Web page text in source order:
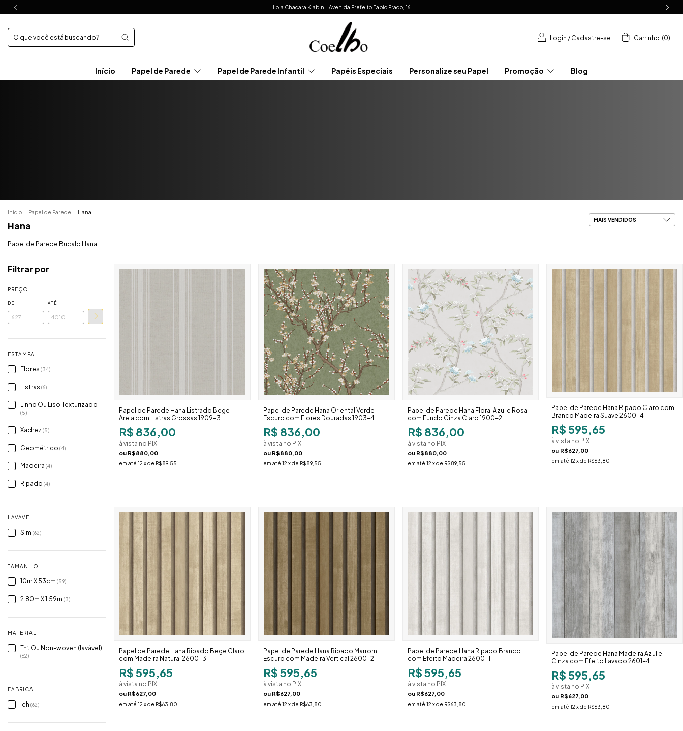
Loja Chacara Klabin - Avenida Prefeito Fabio Prado, 16
Login / Cadastre-se Carrinho (0)
Início Papel de Parede Papel de Parede Infantil Papéis Especiais Personalize seu Papel Promoção Blog
Início Papel de Parede Hana
Hana
Papel de Parede Bucalo Hana
Filtrar por
PREÇO
DE ATÉ
ESTAMPA
Flores (34)
Listras (6)
Linho Ou Liso Texturizado
(5)
Xadrez (5)
Geométrico (4)
Madeira (4)
Ripado (4)
LAVÁVEL
Sim (62)
TAMANHO
10m X 53cm (59)
2.80m X 1.59m (3)
MATERIAL
Tnt Ou Non-woven (lavável)
(62)
FÁBRICA
Ich (62)
Papel de Parede Hana Listrado Bege
Areia com Listras Grossas 1909-3
R$ 836,00
à vista no PIX
ou R$880,00
em até 12 x de R$89,55
Papel de Parede Hana Oriental Verde
Escuro com Flores Douradas 1903-4
R$ 836,00
à vista no PIX
ou R$880,00
em até 12 x de R$89,55
Papel de Parede Hana Floral Azul e Rosa
com Fundo Cinza Claro 1900-2
R$ 836,00
à vista no PIX
ou R$880,00
em até 12 x de R$89,55
Papel de Parede Hana Ripado Claro com
Branco Madeira Suave 2600-4
R$ 595,65
à vista no PIX
ou R$627,00
em até12 x de R$63,80
Papel de Parede Hana Ripado Bege Claro
com Madeira Natural 2600-3
R$ 595,65
à vista no PIX
ou R$627,00
em até 12 x de R$63,80
Papel de Parede Hana Ripado Marrom
Escuro com Madeira Vertical 2600-2
R$ 595,65
à vista no PIX
ou R$627,00
em até 12 x de R$63,80
Papel de Parede Hana Ripado Branco
com Efeito Madeira 2600-1
R$ 595,65
à vista no PIX
ou R$627,00
em até 12 x de R$63,80
Papel de Parede Hana Madeira Azul e
Cinza com Efeito Lavado 2601-4
R$ 595,65
à vista no PIX
ou R$627,00
em até12 x de R$63,80